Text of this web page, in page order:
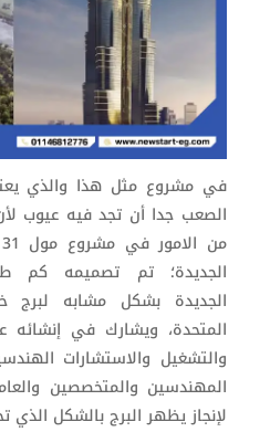
في مشروع مثل هذا والذي
الصعب جدا أن تجد فيه عيوب
الجديدة؛ تم تصميمه كم
الجديدة بشكل مشابه لبرج
المتحدة، ويشارك في إنشائه
والتشغيل والاستشارات
المهندسين والمتخصصين
لإنجاز يظهر البرج بالشكل الذي